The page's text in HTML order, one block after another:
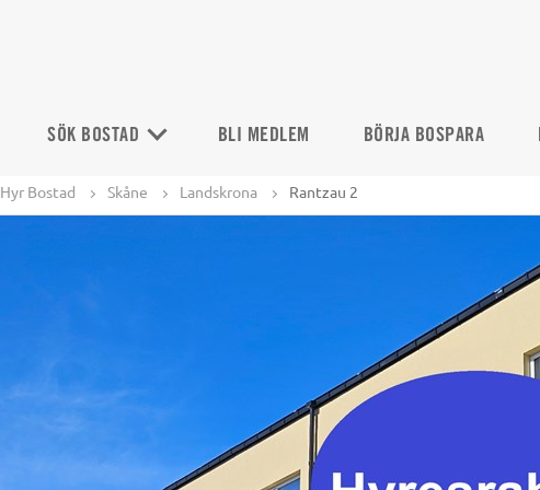
SÖK BOSTAD BLI MEDLEM BÖRJA BOSPARA
Hyr Bostad Skåne Landskrona Rantzau 2